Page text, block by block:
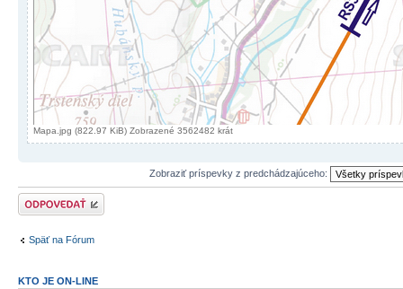
Mapa.jpg (822.97 KiB) Zobrazené 3562482 krát
Zobraziť príspevky z predchádzajúceho:
Odoslať odpoveď
Späť na Fórum
KTO JE ON-LINE